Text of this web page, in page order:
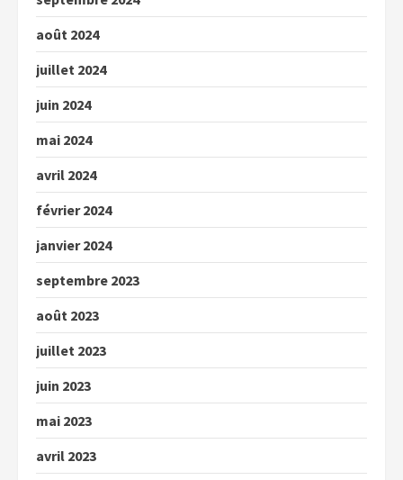
août 2024
juillet 2024
juin 2024
mai 2024
avril 2024
février 2024
janvier 2024
septembre 2023
août 2023
juillet 2023
juin 2023
mai 2023
avril 2023